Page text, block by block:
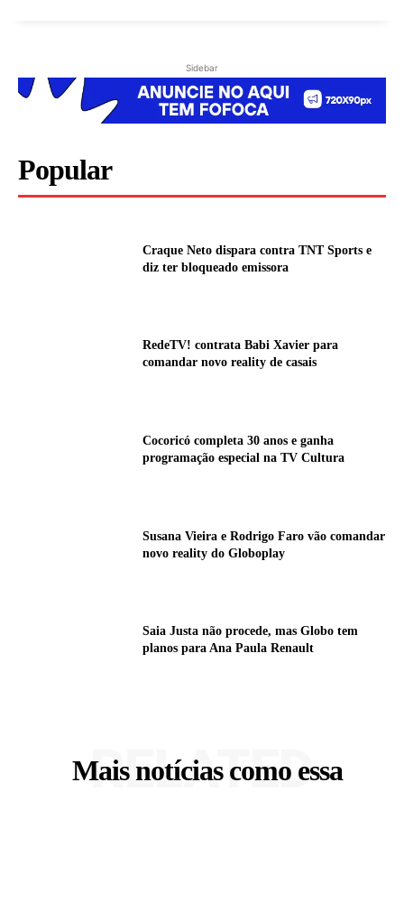
Sidebar
Popular
Craque Neto dispara contra TNT Sports e
diz ter bloqueado emissora
RedeTV! contrata Babi Xavier para
comandar novo reality de casais
Cocoricó completa 30 anos e ganha
programação especial na TV Cultura
Susana Vieira e Rodrigo Faro vão comandar
novo reality do Globoplay
Saia Justa não procede, mas Globo tem
planos para Ana Paula Renault
Mais notícias como essa
RELATED